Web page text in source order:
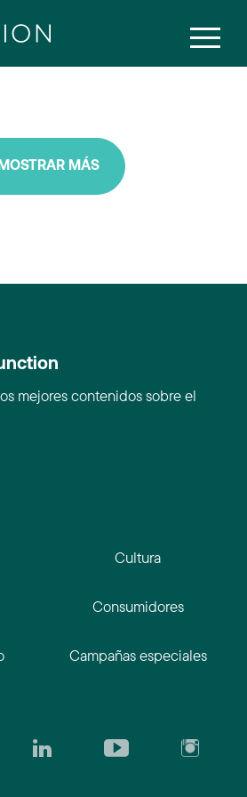
MOSTRAR MÁS
mejores contenidos sobre el
Cultura
Consumidores
Campañas especiales